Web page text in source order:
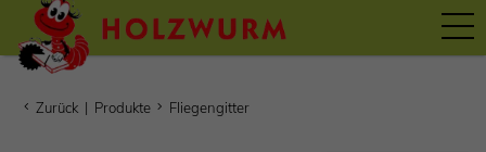
Zurück | Produkte Fliegengitter